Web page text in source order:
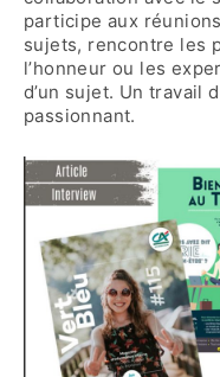
participe aux
sujets, rencontre les
l’honneur ou les
d’un sujet. Un travail
passionnant.